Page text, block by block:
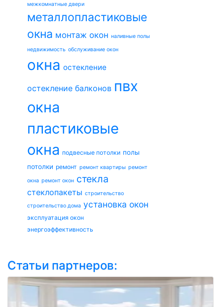
межкомнатные двери
металлопластиковые
окна монтаж окон наливные полы
недвижимость обслуживание окон
окна остекление
остекление балконов пвх
окна
пластиковые
окна подвесные потолки полы
потолки ремонт ремонт квартиры ремонт
окна ремонт окон стекла
стеклопакеты строительство
строительство дома установка окон
эксплуатация окон
энергоэффективность
Статьи партнеров: